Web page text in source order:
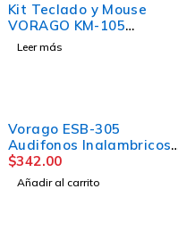
Kit Teclado y Mouse
VORAGO KM-105
Estándar 104 teclas,
Leer más
Vorago ESB-305
Audifonos Inalambricos
Earbuds Bluetooth 5.3
TWS IPX6 Manos Libres
$342.00
Añadir al carrito